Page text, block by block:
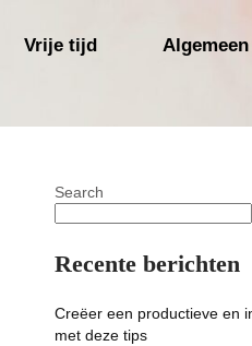
Vrije tijd Algemeen
Search
Recente berichten
Creëer een productieve en
met deze tips